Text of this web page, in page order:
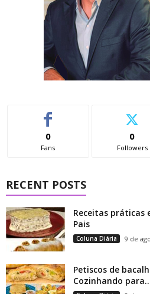
0
Fans
0
Followers
RECENT POSTS
Receitas práticas
Pais
Coluna Diária 9 de
Petiscos de
Cozinhando